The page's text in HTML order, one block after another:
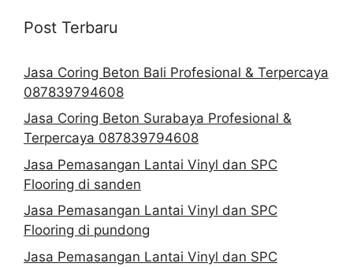
Post Terbaru
Jasa Coring Beton Bali Profesional & Terpercaya
087839794608
Jasa Coring Beton Surabaya Profesional &
Terpercaya 087839794608
Jasa Pemasangan Lantai Vinyl dan SPC
Flooring di sanden
Jasa Pemasangan Lantai Vinyl dan SPC
Flooring di pundong
Jasa Pemasangan Lantai Vinyl dan SPC